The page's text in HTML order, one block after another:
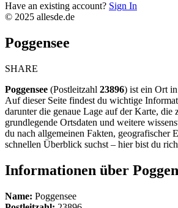
Have an existing account? Sign In
© 2025 allesde.de
Poggensee
SHARE
Poggensee (Postleitzahl 23896) ist ein Ort in
Auf dieser Seite findest du wichtige
darunter die genaue Lage auf der Karte, die
grundlegende Ortsdaten und weitere
du nach allgemeinen Fakten, geografischer
schnellen Überblick suchst – hier bist du
Informationen über
Name: Poggensee